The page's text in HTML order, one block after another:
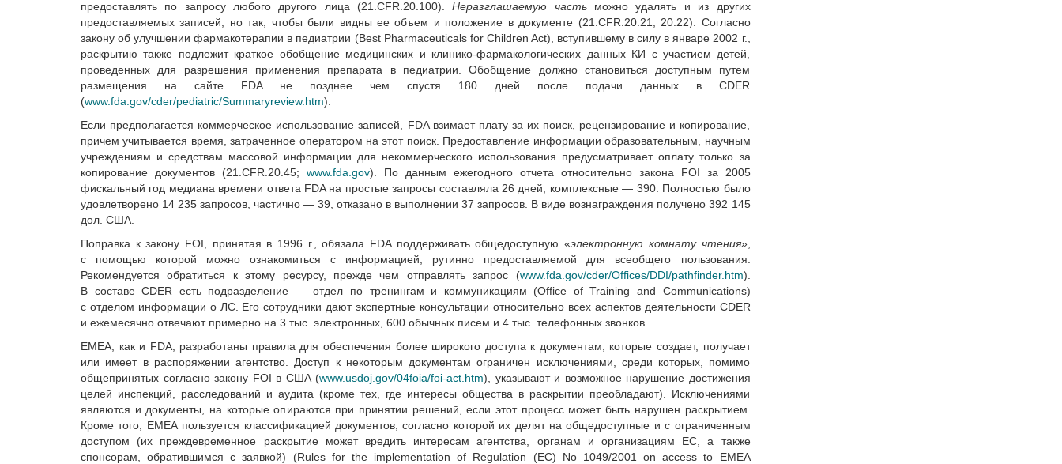
предоставлять по запросу любого другого лица (21.CFR.20.100).Неразглашаемую частьможно удалять и из других
предоставляемых записей, но так, чтобы были видны ее объем и положение в документе (21.CFR.20.21; 20.22). Согласно
закону об улучшении фармакотерапии в педиатрии (Best Pharmaceuticals for Children Act), вступившему в силу в январе 2002 г.,
раскрытию также подлежит краткое обобщение медицинских и клинико-фармакологических данных КИ с участием детей,
проведенных для разрешения применения препарата в педиатрии. Обобщение должно становиться доступным путем
размещения на сайте FDA не позднее чем спустя 180 дней после подачи данных в CDER
(www.fda.gov/cder/pediatric/Summaryreview.htm).
Если предполагается коммерческое использование записей, FDA взимает плату за их поиск, рецензирование и копирование,
причем учитывается время, затраченное оператором на этот поиск. Предоставление информации образовательным, научным
учреждениям и средствам массовой информации для некоммерческого использования предусматривает оплату только за
копирование документов (21.CFR.20.45; www.fda.gov). По данным ежегодного отчета относительно закона FOI за 2005
фискальный год медиана времени ответа FDA на простые запросы составляла 26 дней, комплексные — 390. Полностью было
удовлетворено 14 235 запросов, частично — 39, отказано в выполнении 37 запросов. В виде вознаграждения получено 392 145
дол. США.
Поправка к закону FOI, принятая в 1996 г., обязала FDA поддерживать общедоступную «электронную комнату чтения»,
с помощью которой можно ознакомиться с информацией, рутинно предоставляемой для всеобщего пользования.
Рекомендуется обратиться к этому ресурсу, прежде чем отправлять запрос (www.fda.gov/cder/Offices/DDI/pathfinder.htm).
В составе CDER есть подразделение — отдел по тренингам и коммуникациям (Office of Training and Communications)
с отделом информации о ЛС. Его сотрудники дают экспертные консультации относительно всех аспектов деятельности CDER
и ежемесячно отвечают примерно на 3 тыс. электронных, 600 обычных писем и 4 тыс. телефонных звонков.
ЕМЕА, как и FDA, разработаны правила для обеспечения более широкого доступа к документам, которые создает, получает
или имеет в распоряжении агентство. Доступ к некоторым документам ограничен исключениями, среди которых, помимо
общепринятых согласно закону FOI в США (www.usdoj.gov/04foia/foi-act.htm), указывают и возможное нарушение достижения
целей инспекций, расследований и аудита (кроме тех, где интересы общества в раскрытии преобладают). Исключениями
являются и документы, на которые опираются при принятии решений, если этот процесс может быть нарушен раскрытием.
Кроме того, ЕМЕА пользуется классификацией документов, согласно которой их делят на общедоступные и с ограниченным
доступом (их преждевременное раскрытие может вредить интересам агентства, органам и организациям ЕС, а также
спонсорам, обратившимся с заявкой) (Rules for the implementation of Regulation (EC) No 1049/2001 on access to EMEA